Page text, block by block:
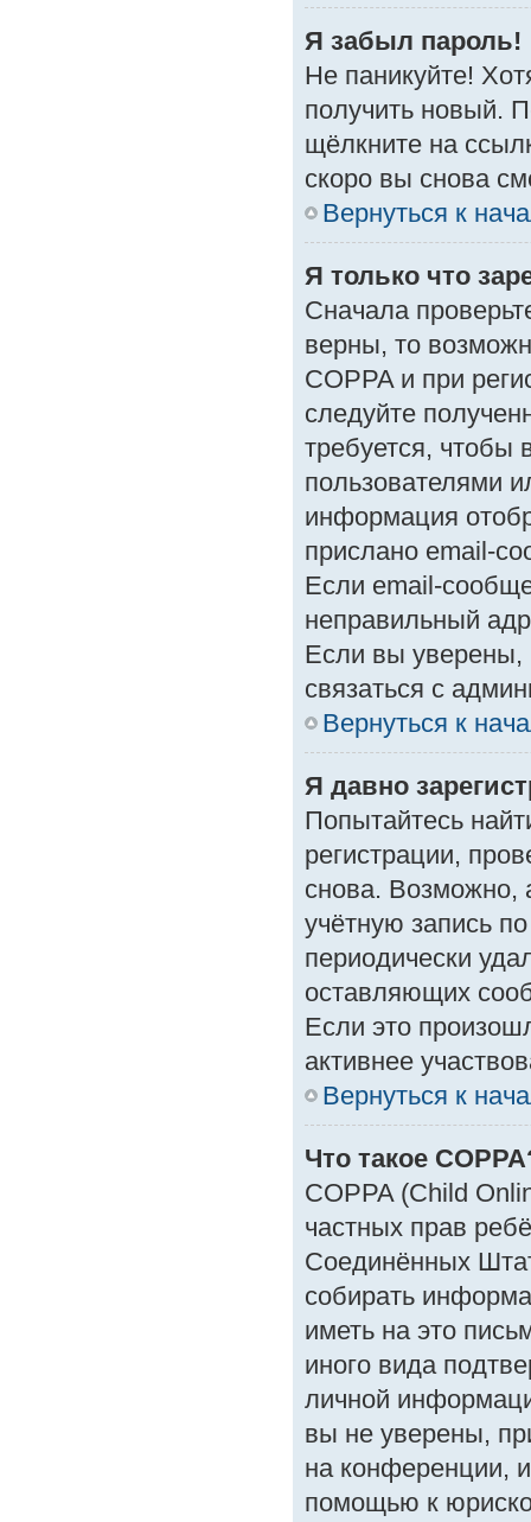
Я забыл пароль!
Не паникуйте!
получить новый.
щёлкните на
скоро вы снова
Вернуться к
Я только что
Сначала
верны, то
COPPA и при
следуйте
требуется, чтобы
пользователями
информация
прислано email-
Если email-
неправильный
Если вы уверены,
связаться с
Вернуться к
Я давно
Попытайтесь
регистрации,
снова. Возможно,
учётную запись
периодически
оставляющих
Если это
активнее
Вернуться к
Что такое
COPPA (Child
частных прав
Соединённых
собирать
иметь на это
иного вида
личной
вы не уверены,
на конференции,
помощью к